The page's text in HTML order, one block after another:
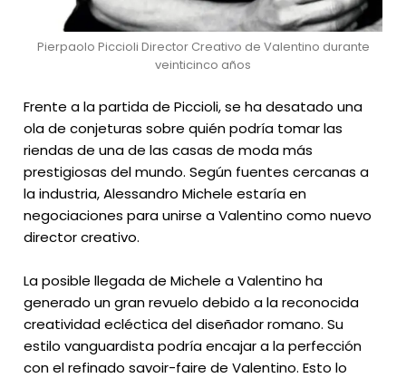
Pierpaolo Piccioli Director Creativo de Valentino durante
veinticinco años
Frente a la partida de Piccioli, se ha desatado una
ola de conjeturas sobre quién podría tomar las
riendas de una de las casas de moda más
prestigiosas del mundo. Según fuentes cercanas a
la industria, Alessandro Michele estaría en
negociaciones para unirse a Valentino como nuevo
director creativo.
La posible llegada de Michele a Valentino ha
generado un gran revuelo debido a la reconocida
creatividad ecléctica del diseñador romano. Su
estilo vanguardista podría encajar a la perfección
con el refinado savoir-faire de Valentino. Esto lo